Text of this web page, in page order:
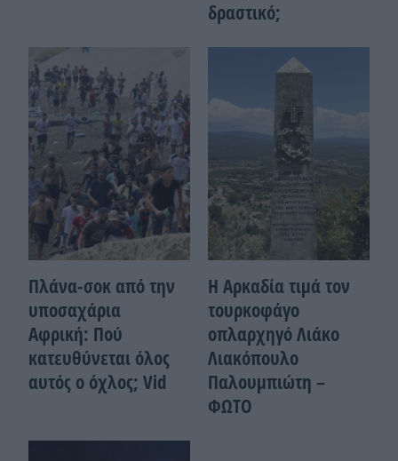
δραστικό;
Πλάνα-σοκ από την
υποσαχάρια
Αφρική: Πού
κατευθύνεται όλος
αυτός ο όχλος; Vid
Η Αρκαδία τιμά τον
τουρκοφάγο
οπλαρχηγό Λιάκο
Λιακόπουλο
Παλουμπιώτη –
ΦΩΤΟ